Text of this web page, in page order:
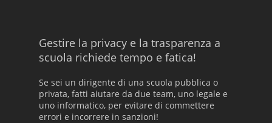
Gestire la privacy e la trasparenza a
scuola richiede tempo e fatica!
Se sei un dirigente di una scuola pubblica o
privata, fatti aiutare da due team, uno legale e
uno informatico, per evitare di commettere
errori e incorrere in sanzioni!